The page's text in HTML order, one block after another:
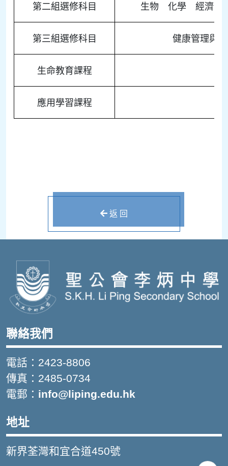
第二組選修科目 生物 化學 經濟 地
第三組選修科目 健康管理與
生命教育課程
應用學習課程
返 回
聯絡我們
電話：2423-8806
傳真：2485-0734
電郵： info@liping.edu.hk
地址
新界荃灣和宜合道450號